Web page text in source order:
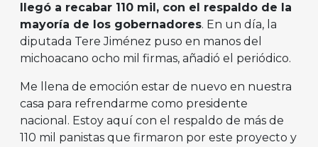
llegó a recabar 110 mil, con el respaldo de la
mayoría de los gobernadores. En un día, la
diputada Tere Jiménez puso en manos del
michoacano ocho mil firmas, añadió el periódico.
Me llena de emoción estar de nuevo en nuestra
casa para refrendarme como presidente
nacional. Estoy aquí con el respaldo de más de
110 mil panistas que firmaron por este proyecto y